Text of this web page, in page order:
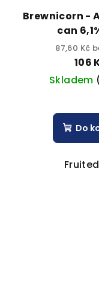
Brewnicorn -
can
87,60 Kč
106
Skladem
Do